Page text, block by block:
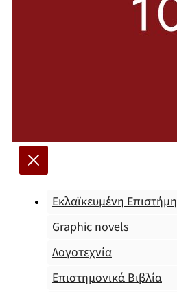
Εκλαϊκευμένη Επιστήμη
Graphic novels
Λογοτεχνία
Επιστημονικά Βιβλία